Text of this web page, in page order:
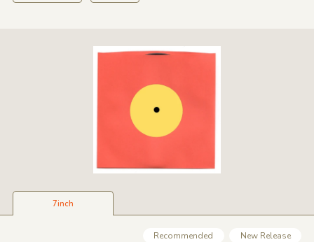
7inch
Recommended New Release